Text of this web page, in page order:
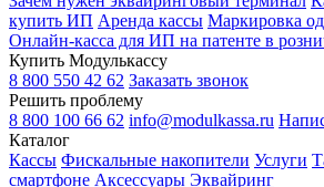
купить ИП Аренда кассы Маркировка
Онлайн-касса для ИП на патенте в
Купить Модулькассу
8 800 550 42 62 Заказать звонок
Решить проблему
8 800 100 66 62 info@modulkassa.ru
Каталог
Кассы Фискальные накопители Услуги
смартфоне Аксессуары Эквайринг